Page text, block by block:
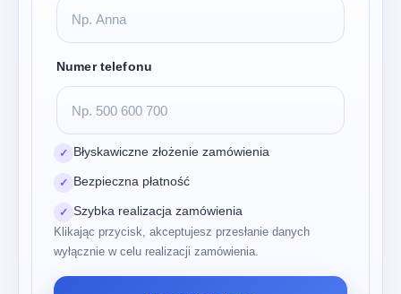
Numer telefonu
✓ Błyskawiczne złożenie zamówienia
✓ Bezpieczna płatność
✓ Szybka realizacja zamówienia
Klikając przycisk, akceptujesz przesłanie danych
wyłącznie w celu realizacji zamówienia.